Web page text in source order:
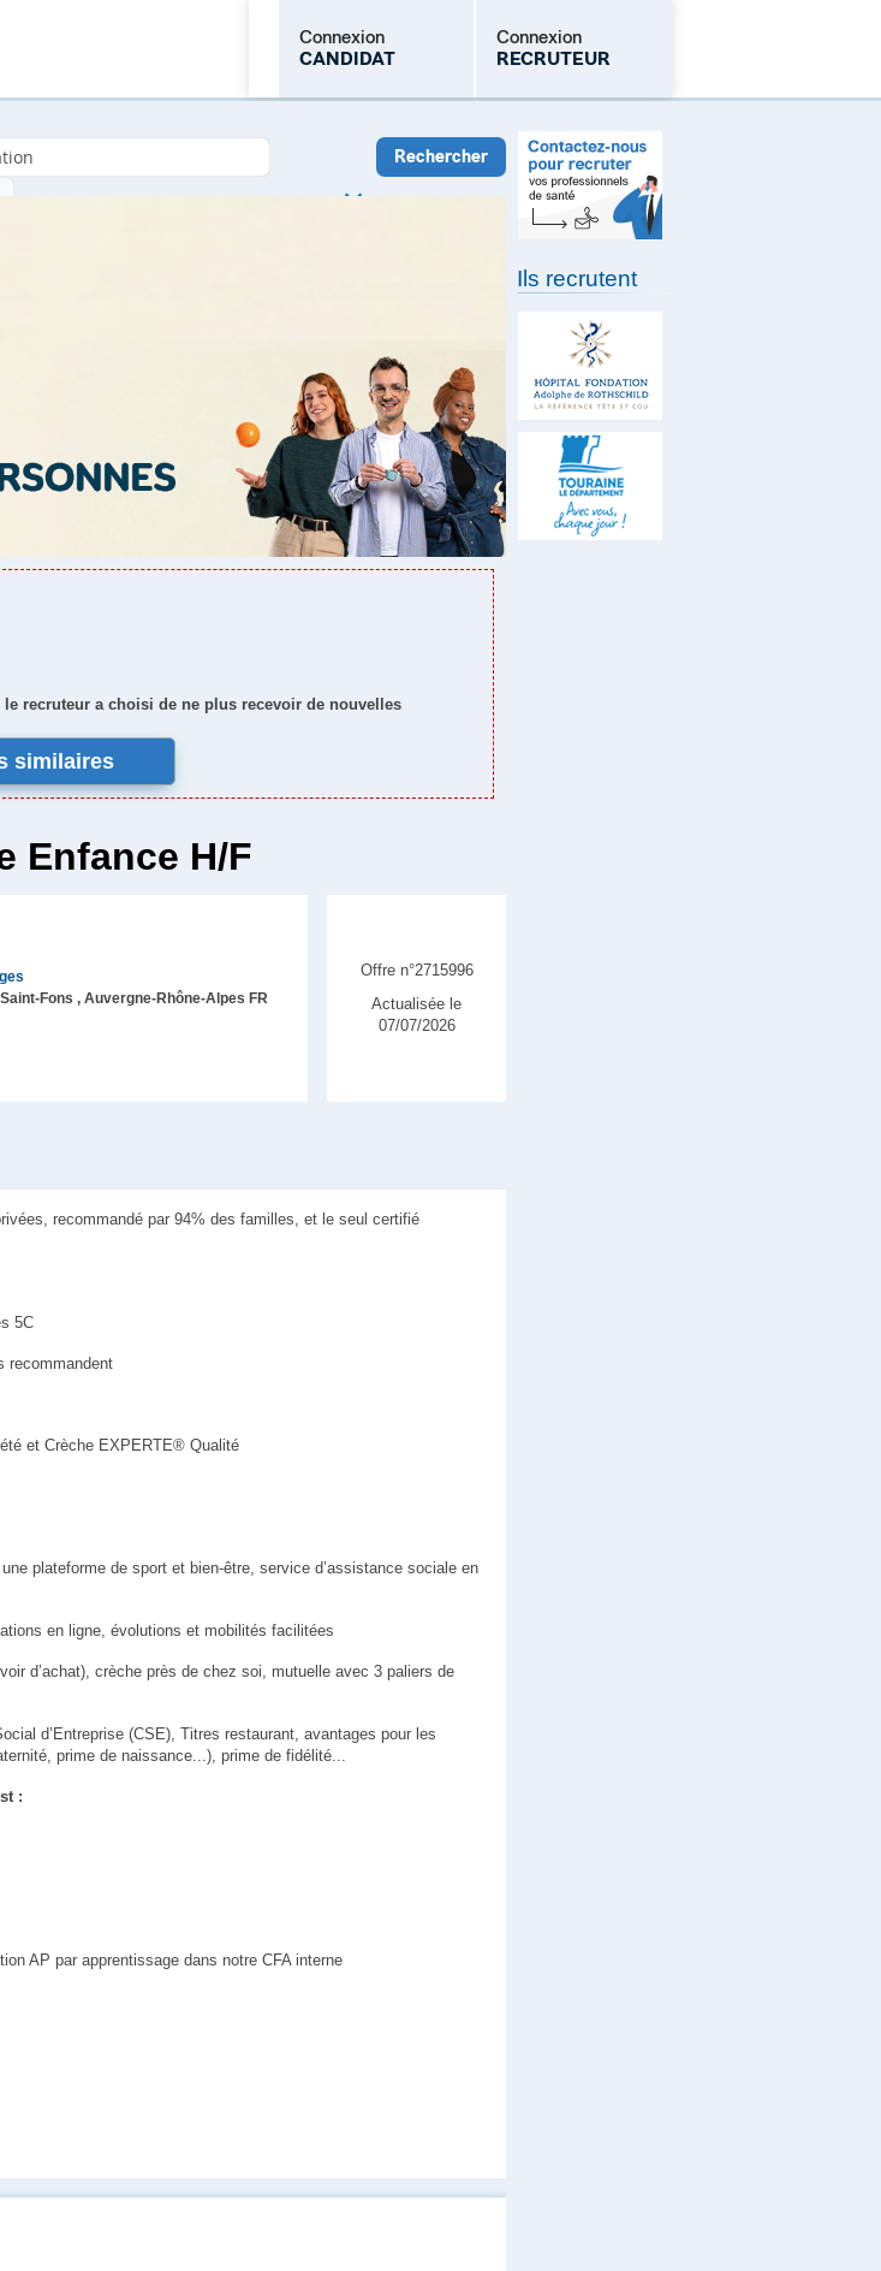
Connexion
CANDIDAT
Connexion
RECRUTEUR
Mot de passe oublié
recruteur a choisi de ne plus recevoir de nouvelles
similaires
Enfance H/F
Saint-Fons , Auvergne-Rhône-Alpes FR
Offre n°2715996
Actualisée le
07/07/2026
recommandé par 94% des familles, et le seul certifié
5C
recommandent
et Crèche EXPERTE® Qualité
plateforme de sport et bien-être, service d’assistance sociale en
en ligne, évolutions et mobilités facilitées
d’achat), crèche près de chez soi, mutuelle avec 3 paliers de
d’Entreprise (CSE), Titres restaurant, avantages pour les
prime de naissance...), prime de fidélité...
:
AP par apprentissage dans notre CFA interne
Ils recrutent